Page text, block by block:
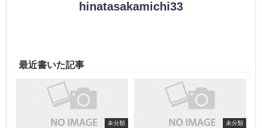
hinatasakamichi33
最近書いた記事
未分類 未分類